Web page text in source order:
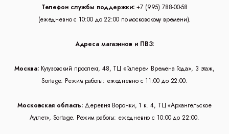
Телефон службы поддержки: +7 (995) 788-00-58
(ежедневно с 10:00 до 22:00 по московскому времени).
Адреса магазинов и ПВЗ:
Москва: Кутузовский проспект, 48, ТЦ «Галереи Времена Года», 3 этаж,
Sortage. Режим работы: ежедневно с 11:00 до 22:00.
Московская область: Деревня Воронки, 1 к. 4, ТЦ «Архангельское
Аутлет», Sortage. Режим работы: ежедневно с 10:00 до 22:00.